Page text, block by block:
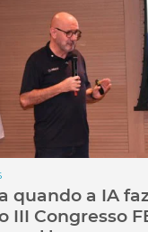
quando a IA
III Congresso